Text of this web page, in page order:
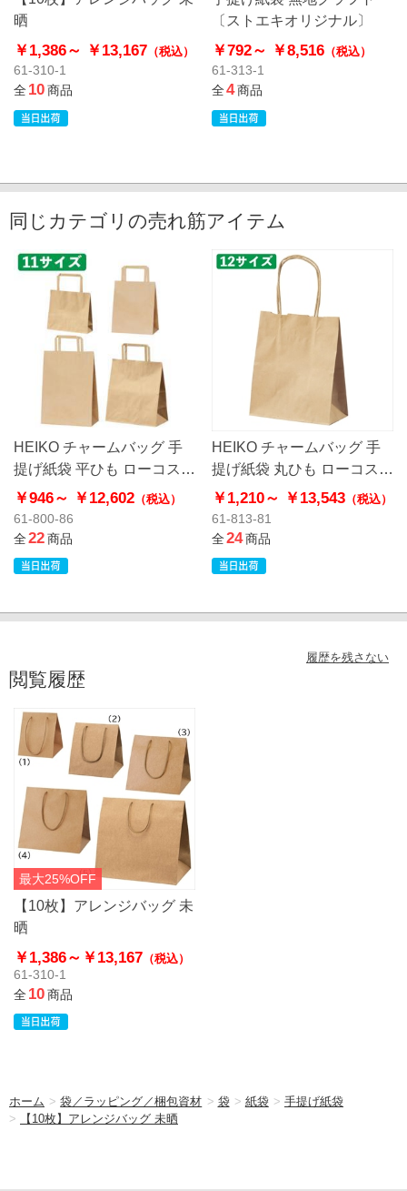
晒
￥1,386～ ￥13,167 （税込）
61-310-1
全10商品
〔ストエキオリジナル〕
￥792～ ￥8,516（税込）
61-313-1
全4商品
同じカテゴリの売れ筋アイテム
HEIKO チャームバッグ 手
提げ紙袋 平ひも ローコスト
タイプ 茶無地
￥946～ ￥12,602 （税込）
61-800-86
全22商品
HEIKO チャームバッグ 手
提げ紙袋 丸ひも ローコスト
タイプ 茶無地
￥1,210～ ￥13,543（税込）
61-813-81
全24商品
履歴を残さない
閲覧履歴
最大25%OFF
【10枚】アレンジバッグ 未
晒
￥1,386～ ￥13,167 （税込）
61-310-1
全10商品
ホーム >袋／ラッピング／梱包資材 > 袋 > 紙袋 > 手提げ紙袋
>
【10枚】アレンジバッグ 未晒